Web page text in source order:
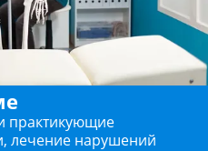
практикующие
лечение нарушений